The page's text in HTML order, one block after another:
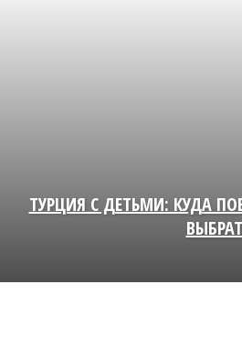
ТУРЦИЯ С ДЕТЬМИ: КУДА